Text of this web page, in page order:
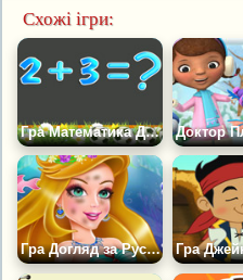
Схожі ігри:
Гра Математика Для Дошкільнят
Гра Догляд за Русалкою